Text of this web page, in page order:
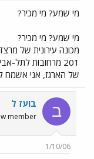
מי שמע? מי מכיר?
מי שמע? מי מכיר?
של הארגז, אני אשמח
ב בועז ל
member
1/10/06